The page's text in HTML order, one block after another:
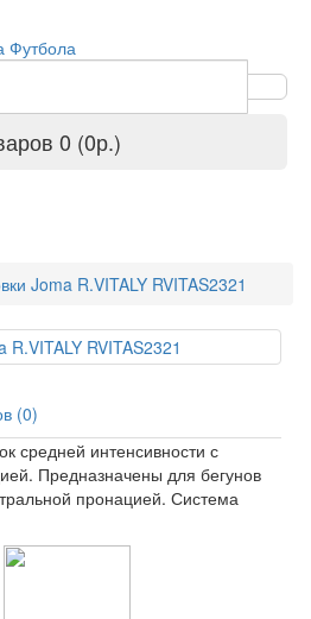
0 (0р.)
Joma R.VITALY RVITAS2321
(0)
средней интенсивности с
Предназначены для бегунов
пронацией. Система